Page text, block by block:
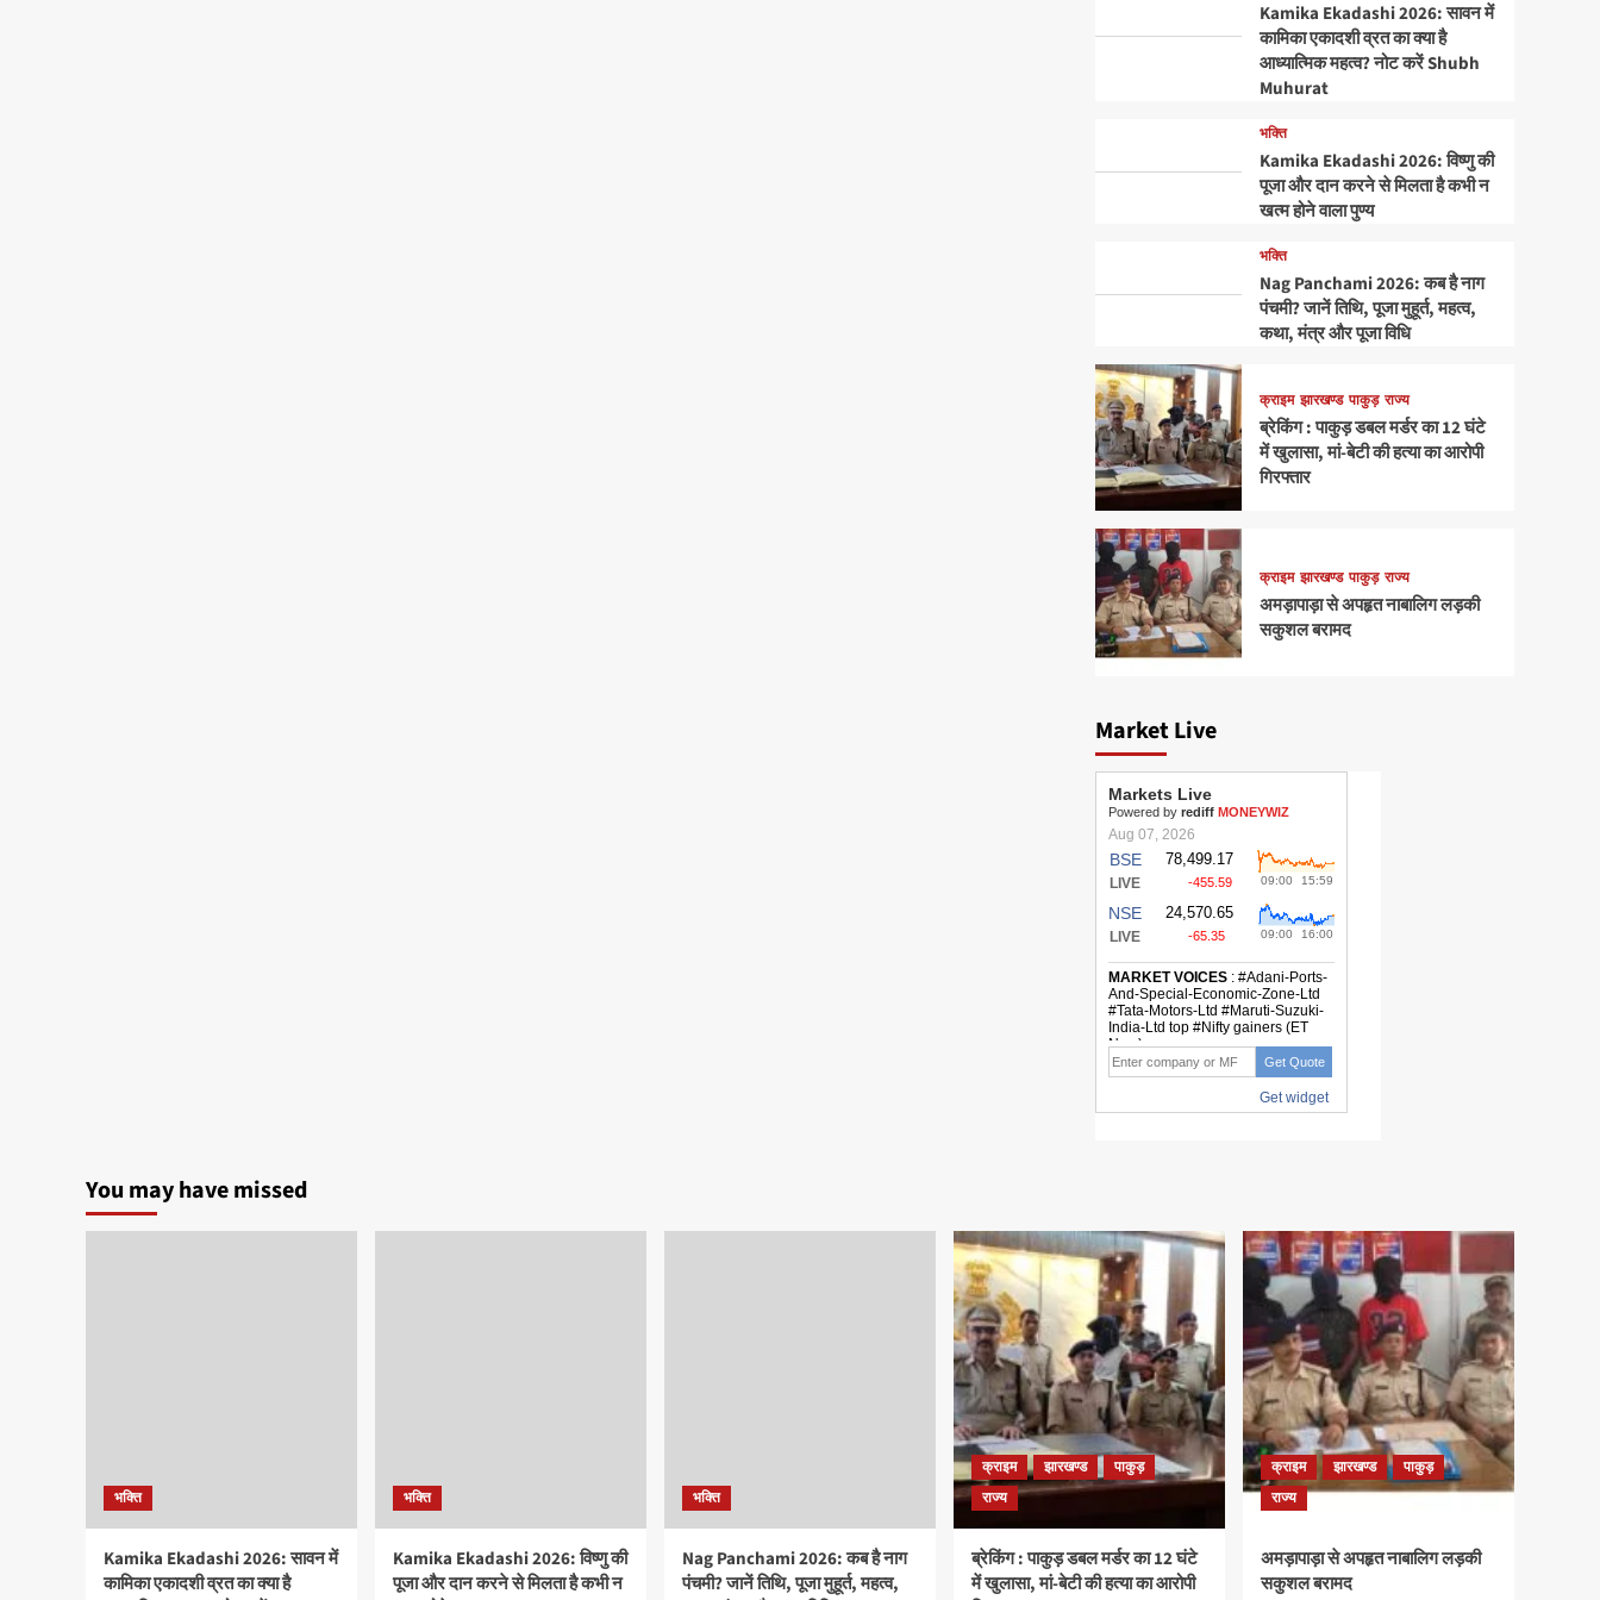
Kamika Ekadashi 2026: सावन में
कामिका एकादशी व्रत का क्या है
आध्यात्मिक महत्व? नोट करें Shubh
Muhurat
भक्ति
Kamika Ekadashi 2026: विष्णु की
पूजा और दान करने से मिलता है कभी न
खत्म होने वाला पुण्य
भक्ति
Nag Panchami 2026: कब है नाग
पंचमी? जानें तिथि, पूजा मुहूर्त, महत्व,
कथा, मंत्र और पूजा विधि
क्राइम झारखण्ड पाकुड़ राज्य
ब्रेकिंग : पाकुड़ डबल मर्डर का 12 घंटे
में खुलासा, मां-बेटी की हत्या का आरोपी
गिरफ्तार
क्राइम झारखण्ड पाकुड़ राज्य
अमड़ापाड़ा से अपहृत नाबालिग लड़की
सकुशल बरामद
Market Live
You may have missed
भक्ति
Kamika Ekadashi 2026: सावन में
कामिका एकादशी व्रत का क्या है
भक्ति
Kamika Ekadashi 2026: विष्णु की
पूजा और दान करने से मिलता है कभी न
भक्ति
Nag Panchami 2026: कब है नाग
पंचमी? जानें तिथि, पूजा मुहूर्त, महत्व,
क्राइम झारखण्ड
पाकुड़
राज्य
ब्रेकिंग : पाकुड़ डबल मर्डर का 12 घंटे
में खुलासा, मां-बेटी की हत्या का आरोपी
क्राइम झारखण्ड
पाकुड़
राज्य
अमड़ापाड़ा से अपहृत नाबालिग लड़की
सकुशल बरामद